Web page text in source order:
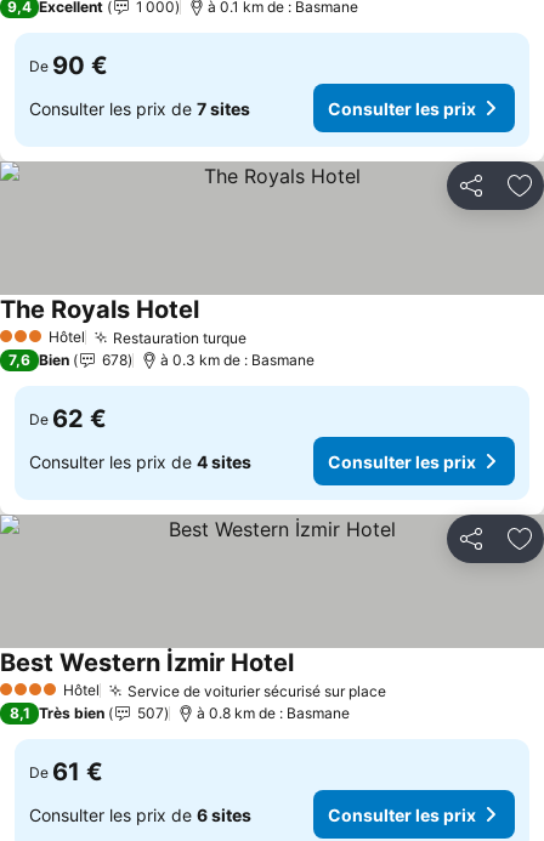
9,4 Excellent 1 000 à 0.1 km de : Basmane
De 90 €
Consulter les prix de 7 sites Consulter les prix
Partager
3 ÉtoilesHôtel Restauration turqueConsulter les prix
The Royals HotelConsulter les prix
7,6 Bien 678 à 0.3 km de : Basmane
De 62 €
Consulter les prix de 4 sites Consulter les prix
Partager
4 Étoiles Hôtel Service de voiturier sécurisé sur placeConsulter les
Best Western İzmir HotelConsulter les prix
8,1 Très bien 507 à 0.8 km de : Basmane
De 61 €
Consulter les prix de 6 sites Consulter les prix